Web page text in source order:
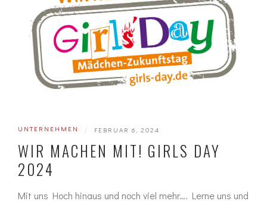
UNTERNEHMEN | FEBRUAR 6, 2024
WIR MACHEN MIT! GIRLS DAY
2024
Mit uns Hoch hinaus und noch viel mehr…. Lerne uns und